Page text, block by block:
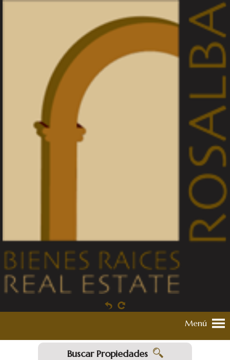
Menú
Buscar Propiedades